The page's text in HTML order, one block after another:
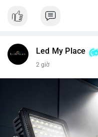
Led My Place
2 giờ